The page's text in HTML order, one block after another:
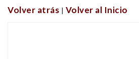
Volver atrás | Volver al Inicio